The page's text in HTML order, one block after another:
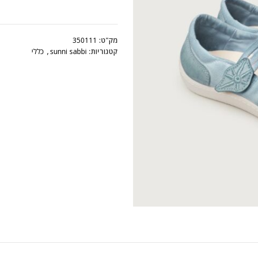
מק"ט: 350111
קטגוריות: sunni sabbi
, כללי